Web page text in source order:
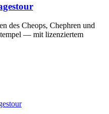
des Cheops, Chephren und
— mit lizenziertem